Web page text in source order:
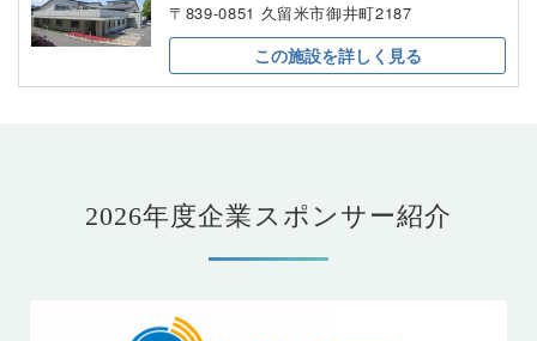
〒839-0851 久留米市御井町2187
この施設を詳しく見る
2026年度企業スポンサー紹介